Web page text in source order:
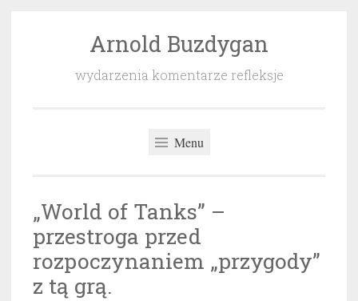
Arnold Buzdygan
wydarzenia komentarze refleksje
Menu
„World of Tanks” –
przestroga przed
rozpoczynaniem „przygody”
z tą grą.